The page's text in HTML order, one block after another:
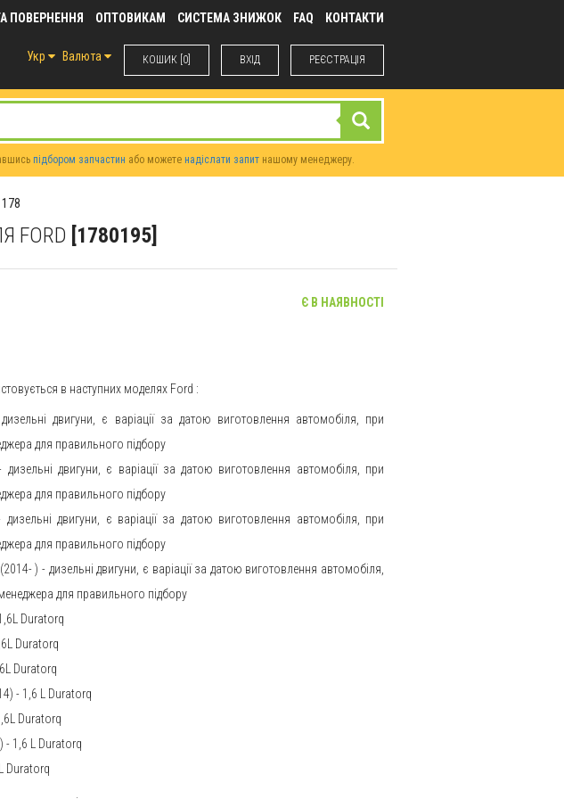
ПОВЕРНЕННЯ ОПТОВИКАМ СИСТЕМА ЗНИЖОК FAQ КОНТАКТИ
КОШИК [0] ВХIД РЕЄСТРАЦІЯ
Укр Валюта
підбором запчастин або можете надіслати запит нашому менеджеру.
FORD [1780195]
Є В НАЯВНОСТІ
в наступних моделях Ford :
двигуни, є варіації за датою виготовлення автомобіля, при
для правильного підбору
двигуни, є варіації за датою виготовлення автомобіля, при
для правильного підбору
двигуни, є варіації за датою виготовлення автомобіля, при
для правильного підбору
) - дизельні двигуни, є варіації за датою виготовлення автомобіля,
для правильного підбору
Duratorq
Duratorq
Duratorq
- 1,6 L Duratorq
Duratorq
- 1,6 L Duratorq
Duratorq